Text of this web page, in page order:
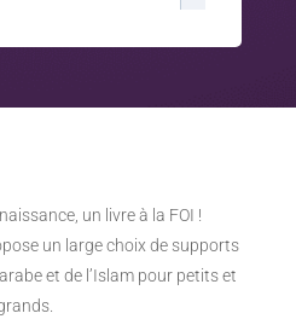
un livre à la FOI !
un large choix de supports
et de l’Islam pour petits et